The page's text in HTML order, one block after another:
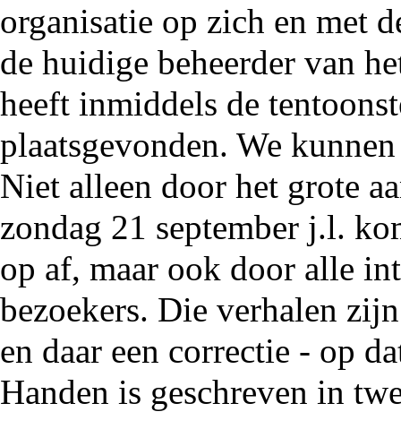
organisatie op zich en met
de huidige beheerder van
heeft inmiddels de
plaatsgevonden. We
Niet alleen door het grote
zondag 21 september j.l.
op af, maar ook door alle
bezoekers. Die verhalen
en daar een correctie - op
Handen is geschreven in